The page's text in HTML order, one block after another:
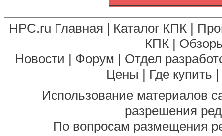
HPC.ru Главная | Каталог КПК |
КПК |
Новости | Форум | Отдел
Цены | Где купить |
Использование материалов
разрешения
По вопросам размещения